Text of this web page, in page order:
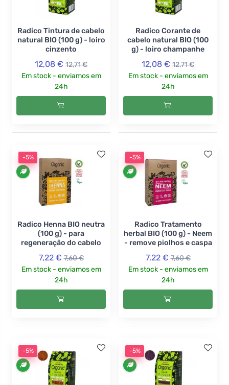
Radico Tintura de cabelo
natural BIO (100 g) - loiro
cinzento
12,08 € 12,71 €
Em stock - enviamos em
24h
Radico Corante de
cabelo natural BIO (100
g) - loiro champanhe
12,08 € 12,71 €
Em stock - enviamos em
24h
-5%
Radico Henna BIO neutra
(100 g) - para
regeneração do cabelo
7,22 € 7,60 €
Em stock - enviamos em
24h
-5%
Radico Tratamento
herbal BIO (100 g) - Neem
- remove piolhos e caspa
7,22 € 7,60 €
Em stock - enviamos em
24h
-5% -5%